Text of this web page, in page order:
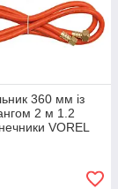
360 мм із
2 м 1.2
VOREL